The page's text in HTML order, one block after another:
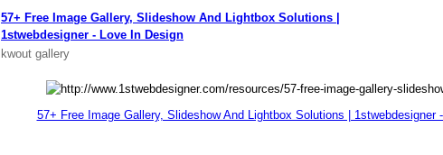
57+ Free Image Gallery, Slideshow And Lightbox Solutions |
1stwebdesigner - Love In Design
kwout gallery
57+ Free Image Gallery, Slideshow And Lightbox Solutions | 1stwebdesigner